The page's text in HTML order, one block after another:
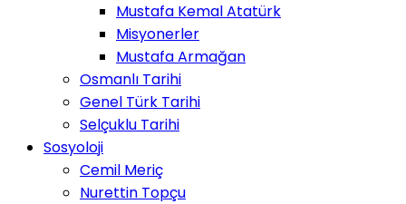
Mustafa Kemal Atatürk
Misyonerler
Mustafa Armağan
Osmanlı Tarihi
Genel Türk Tarihi
Selçuklu Tarihi
Sosyoloji
Cemil Meriç
Nurettin Topçu